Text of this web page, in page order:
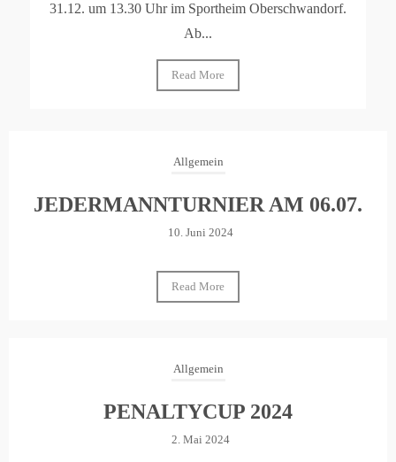
31.12. um 13.30 Uhr im Sportheim Oberschwandorf.
Ab...
Read More
Allgemein
JEDERMANNTURNIER AM 06.07.
10. Juni 2024
Read More
Allgemein
PENALTYCUP 2024
2. Mai 2024